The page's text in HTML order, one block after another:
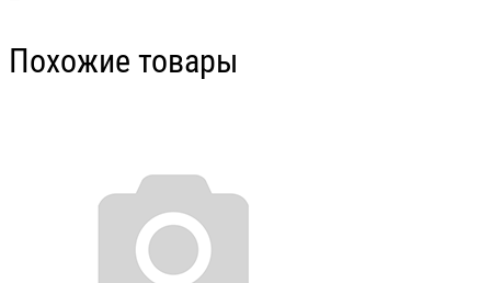
Похожие товары